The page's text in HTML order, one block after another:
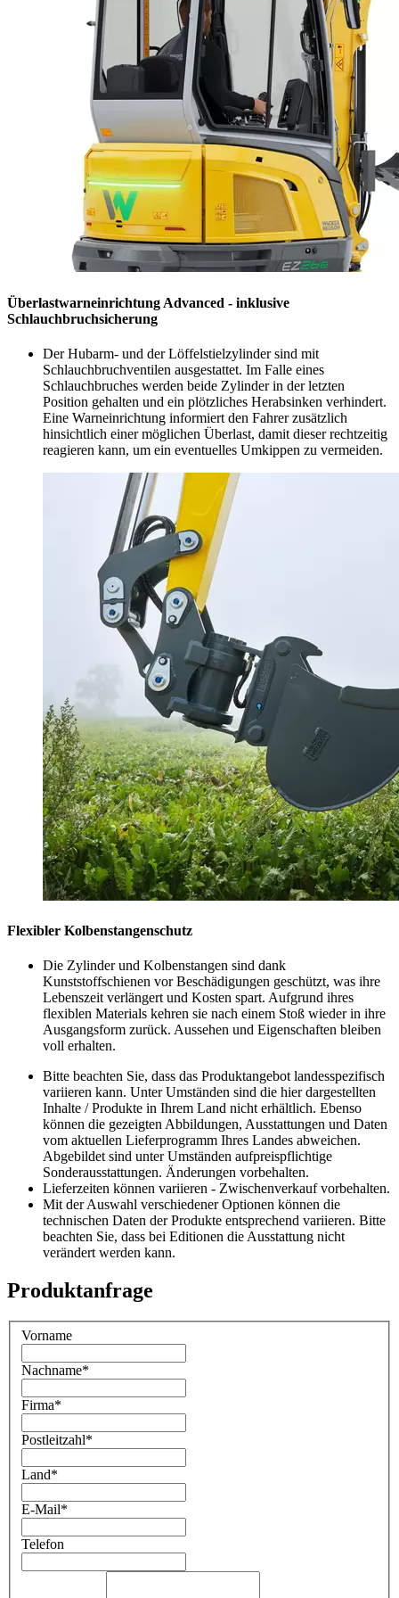
Überlastwarneinrichtung Advanced - inklusive
Schlauchbruchsicherung
Der Hubarm- und der Löffelstielzylinder sind mit
Schlauchbruchventilen ausgestattet. Im Falle eines
Schlauchbruches werden beide Zylinder in der letzten
Position gehalten und ein plötzliches Herabsinken verhindert.
Eine Warneinrichtung informiert den Fahrer zusätzlich
hinsichtlich einer möglichen Überlast, damit dieser rechtzeitig
reagieren kann, um ein eventuelles Umkippen zu vermeiden.
Flexibler Kolbenstangenschutz
Die Zylinder und Kolbenstangen sind dank
Kunststoffschienen vor Beschädigungen geschützt, was ihre
Lebenszeit verlängert und Kosten spart. Aufgrund ihres
flexiblen Materials kehren sie nach einem Stoß wieder in ihre
Ausgangsform zurück. Aussehen und Eigenschaften bleiben
voll erhalten.
Bitte beachten Sie, dass das Produktangebot landesspezifisch
variieren kann. Unter Umständen sind die hier dargestellten
Inhalte / Produkte in Ihrem Land nicht erhältlich. Ebenso
können die gezeigten Abbildungen, Ausstattungen und Daten
vom aktuellen Lieferprogramm Ihres Landes abweichen.
Abgebildet sind unter Umständen aufpreispflichtige
Sonderausstattungen. Änderungen vorbehalten.
Lieferzeiten können variieren - Zwischenverkauf vorbehalten.
Mit der Auswahl verschiedener Optionen können die
technischen Daten der Produkte entsprechend variieren. Bitte
beachten Sie, dass bei Editionen die Ausstattung nicht
verändert werden kann.
Produktanfrage
Vorname
Nachname*
Firma*
Postleitzahl*
Land*
E-Mail*
Telefon